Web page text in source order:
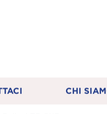
CHI